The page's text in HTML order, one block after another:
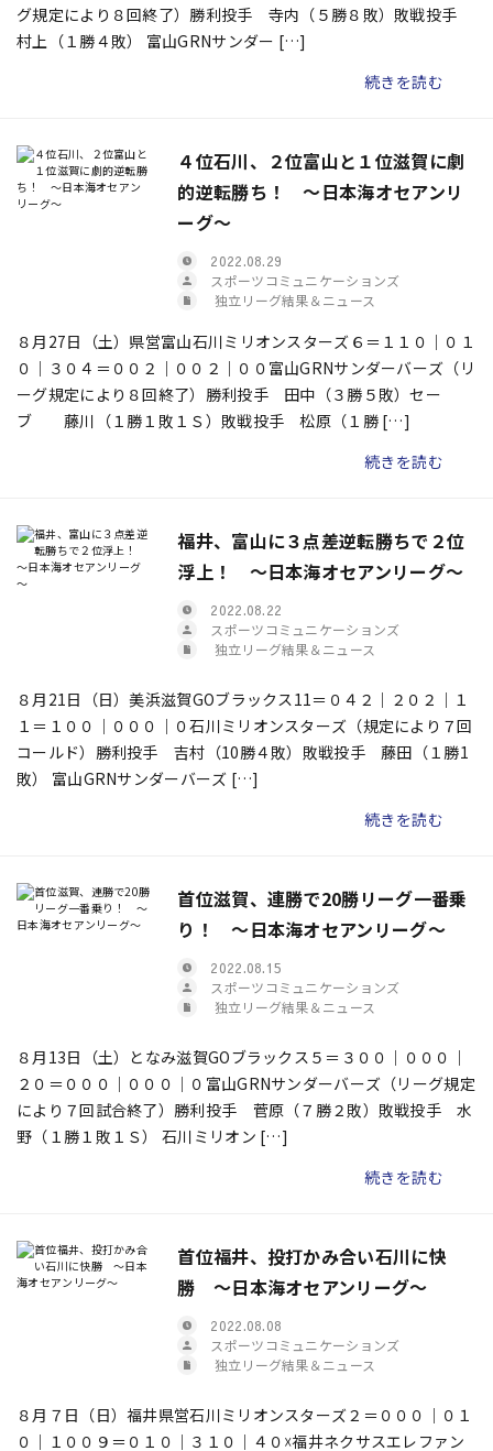
グ規定により８回終了）勝利投手 寺内（５勝８敗）敗戦投手
村上（１勝４敗） 富山GRNサンダー […]
続きを読む
４位石川、２位富山と１位滋賀に劇
的逆転勝ち！ ～日本海オセアンリ
ーグ～
2022.08.29
スポーツコミュニケーションズ
独立リーグ結果＆ニュース
８月27日（土）県営富山石川ミリオンスターズ６＝１１０｜０１
０｜３０４＝００２｜００２｜００富山GRNサンダーバーズ（リ
ーグ規定により８回終了）勝利投手 田中（３勝５敗）セー
ブ 藤川（１勝１敗１Ｓ）敗戦投手 松原（１勝 […]
続きを読む
福井、富山に３点差逆転勝ちで２位
浮上！ ～日本海オセアンリーグ～
2022.08.22
スポーツコミュニケーションズ
独立リーグ結果＆ニュース
８月21日（日）美浜滋賀GOブラックス11＝０４２｜２０２｜１
１＝１００｜０００｜０石川ミリオンスターズ（規定により７回
コールド）勝利投手 吉村（10勝４敗）敗戦投手 藤田（１勝1
敗） 富山GRNサンダーバーズ […]
続きを読む
首位滋賀、連勝で20勝リーグ一番乗
り！ ～日本海オセアンリーグ～
2022.08.15
スポーツコミュニケーションズ
独立リーグ結果＆ニュース
８月13日（土）となみ滋賀GOブラックス５＝３００｜０００｜
２０＝０００｜０００｜０富山GRNサンダーバーズ（リーグ規定
により７回試合終了）勝利投手 菅原（７勝２敗）敗戦投手 水
野（１勝１敗１Ｓ） 石川ミリオン […]
続きを読む
首位福井、投打かみ合い石川に快
勝 ～日本海オセアンリーグ～
2022.08.08
スポーツコミュニケーションズ
独立リーグ結果＆ニュース
８月７日（日）福井県営石川ミリオンスターズ２＝０００｜０１
０｜１００９＝０１０｜３１０｜４０☓福井ネクサスエレファン